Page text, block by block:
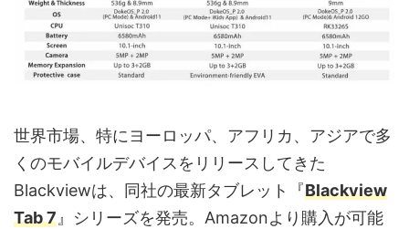
世界市場、特にヨーロッパ、アフリカ、アジアで多
くのモバイルデバイスをリリースしてきた
Blackviewは、同社の最新タブレット『Blackview
Tab 7 』シリーズを発売。Amazonより購入が可能